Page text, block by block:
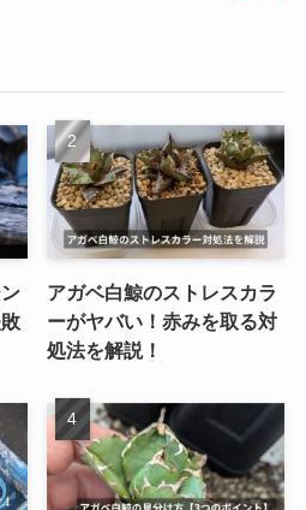
アガベ白鯨のストレスカラ
ーがヤバい！赤みを取る対
処法を解説！